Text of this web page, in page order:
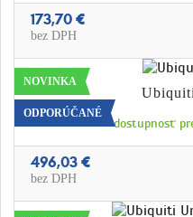
173,70 €
bez DPH
NOVINKA
ODPORÚČANÉ
dostupnosť
496,03 €
bez DPH